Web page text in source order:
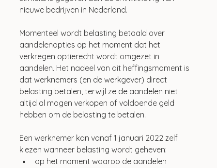
nieuwe bedrijven in Nederland.
Momenteel wordt belasting betaald over
aandelenopties op het moment dat het
verkregen optierecht wordt omgezet in
aandelen. Het nadeel van dit heffingsmoment is
dat werknemers (en de werkgever) direct
belasting betalen, terwijl ze de aandelen niet
altijd al mogen verkopen of voldoende geld
hebben om de belasting te betalen.
Een werknemer kan vanaf 1 januari 2022 zelf
kiezen wanneer belasting wordt geheven:
op het moment waarop de aandelen